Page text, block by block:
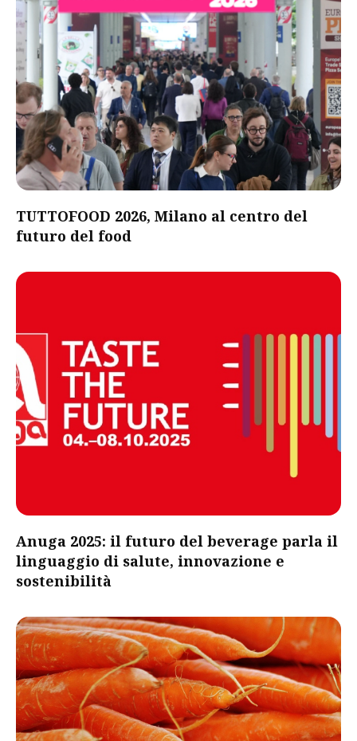
TUTTOFOOD 2026, Milano al centro del
futuro del food
Anuga 2025: il futuro del beverage parla il
linguaggio di salute, innovazione e
sostenibilità